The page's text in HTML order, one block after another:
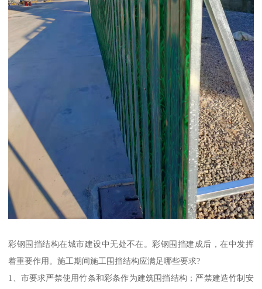
彩钢围挡结构在城市建设中无处不在。彩钢围挡建成后，在中发挥
着重要作用。施工期间施工围挡结构应满足哪些要求?
1、市要求严禁使用竹条和彩条作为建筑围挡结构；严禁建造竹制安